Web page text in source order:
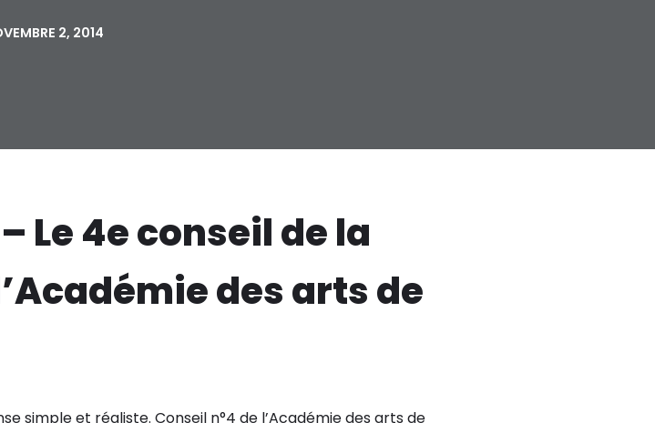
2, 2014
Le 4e conseil de la
des arts de
simple et réaliste. Conseil n°4 de l’Académie des arts de